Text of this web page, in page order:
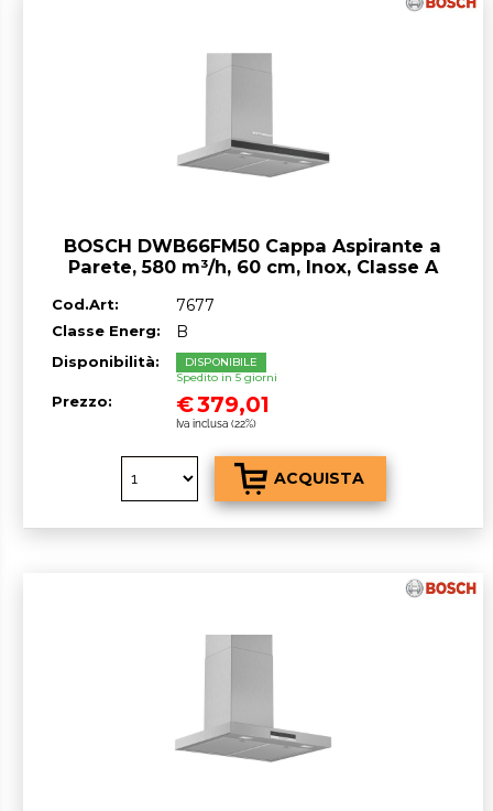
BOSCH DWB66FM50 Cappa Aspirante a
Parete, 580 m³/h, 60 cm, Inox, Classe A
Cod.Art: 7677
Classe Energ: B
Disponibilità:
DISPONIBILE
Spedito in 5 giorni
Prezzo: €379,01
Iva inclusa (22%)